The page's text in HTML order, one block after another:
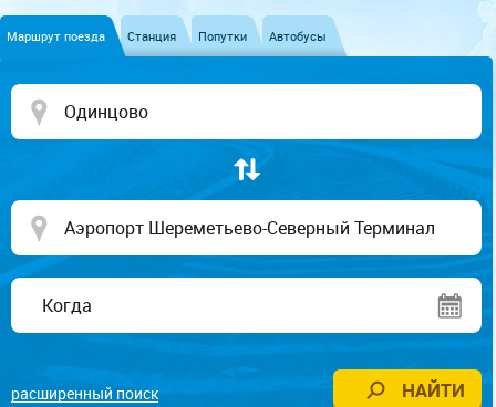
Маршрут поезда Станция Попутки Автобусы
расширенный поиск